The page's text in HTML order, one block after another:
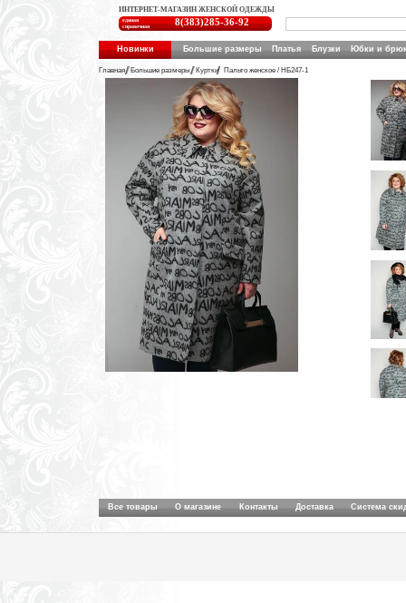
ИНТЕРНЕТ-МАГАЗИН ЖЕНСКОЙ ОДЕЖДЫ
единая
справочная
8(383)285-36-92
Новинки Большие размеры Платья Блузки Юбки и
Главная Большие размеры Куртки Пальто женское / НБ247-1
Все товары О магазине Контакты Доставка Система